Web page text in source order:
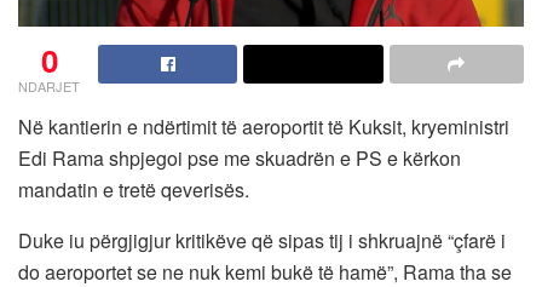
0
NDARJET
Në kantierin e ndërtimit të aeroportit të Kuksit, kryeministri
Edi Rama shpjegoi pse me skuadrën e PS e kërkon
mandatin e tretë qeverisës.
Duke iu përgjigjur kritikëve që sipas tij i shkruajnë “çfarë i
do aeroportet se ne nuk kemi bukë të hamë”, Rama tha se